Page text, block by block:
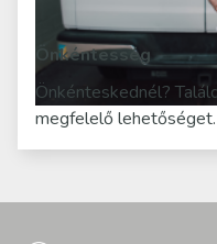
Önkéntesség
Önkénteskednél?
megfelelő lehetőséget.